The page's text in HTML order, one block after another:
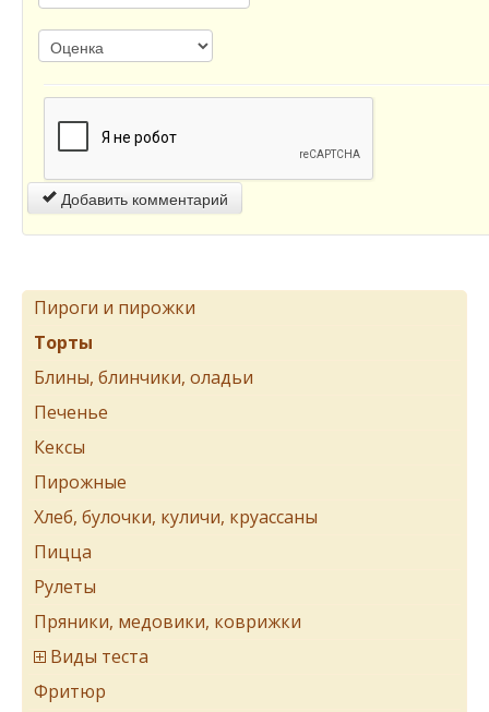
Добавить комментарий
Пироги и пирожки
Торты
Блины, блинчики, оладьи
Печенье
Кексы
Пирожные
Хлеб, булочки, куличи, круассаны
Пицца
Рулеты
Пряники, медовики, коврижки
Виды теста
Фритюр